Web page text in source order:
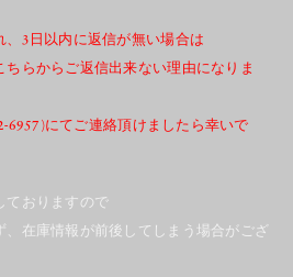
、3日以内に返信が無い場合は
らからご返信出来ない理由になりま
6957)にてご連絡頂けましたら幸いで
ておりますので
、在庫情報が前後してしまう場合がござ